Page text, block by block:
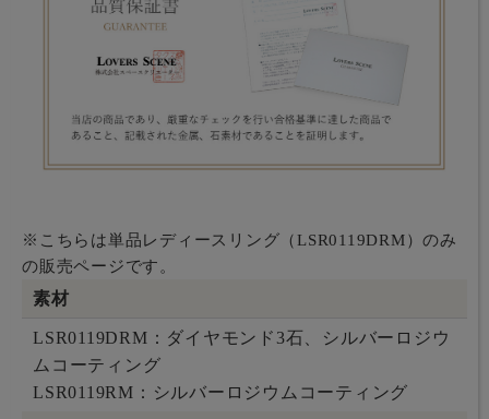
※こちらは単品レディースリング（LSR0119DRM）のみ
の販売ページです。
素材
LSR0119DRM：ダイヤモンド3石、シルバーロジウ
ムコーティング
LSR0119RM：シルバーロジウムコーティング